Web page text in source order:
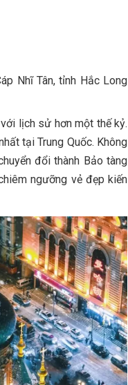
Nhĩ Tân, tỉnh Hắc Long
lịch sử hơn một thế kỷ.
tại Trung Quốc. Không
đổi thành Bảo tàng
ngưỡng vẻ đẹp kiến